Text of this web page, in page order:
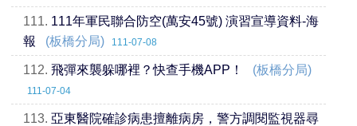
111. 111年軍民聯合防空(萬安45號) 演習宣導資料-海
報
(板橋分局) 111-07-08
112. 飛彈來襲躲哪裡？快查手機APP！ (板橋分局)
111-07-04
113. 亞東醫院確診病患擅離病房，警方調閱監視器尋